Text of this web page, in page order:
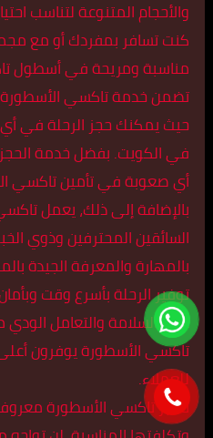
والأحجام المتنوعة لتناسب
كنت تسافر بمفردك أو مع
مناسبة ومريحة في أسطول
تضمن خدمة تاكسي الأسطورة
حيث يمكنك حجز الرحلة في
في الكويت. بفضل خدمة الحجز
أي صعوبة في تأمين تاكسي
بالإضافة إلى ذلك، يعمل
السائقين المحترفين وذوي
بالمهارة والمعرفة الجيدة
توفير الرحلة بأسرع وقت
على السلامة والتعامل
تاكسي الأسطورة يوفرون
للعملاء.
تعتبر تاكسي الأسطورة